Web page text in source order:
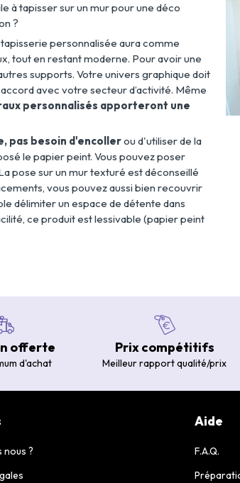
à tapisser sur un mur pour une déco
?
personnalisée aura comme
tout en restant moderne. Pour avoir une
supports. Votre univers graphique doit
avec votre secteur d’activité. Même
personnalisés apporteront une
pas besoin d'encollerou d'utiliser de la
le papier peint. Vous pouvez poser
pose sur un mur texturé est déconseillé
vous pouvez aussi bien recouvrir
délimiter un espace de détente dans
ce produit est lessivable (papier peint
offerte
d'achat
Prix compétitifs
Meilleur rapport qualité/prix
nous ?
Aide
F.A.Q.